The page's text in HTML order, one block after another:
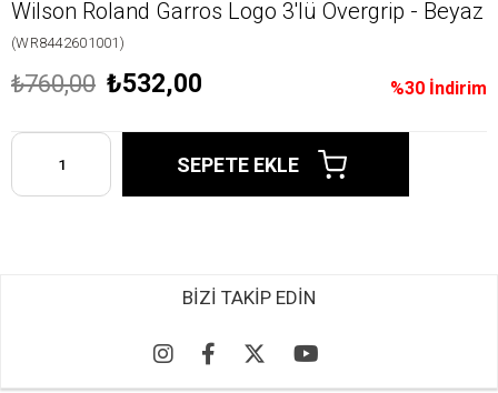
Wilson Roland Garros Logo 3'lü Overgrip - Beyaz
(WR8442601001)
%30 İndirim
₺760,00 ₺532,00
BİZİ TAKİP EDİN